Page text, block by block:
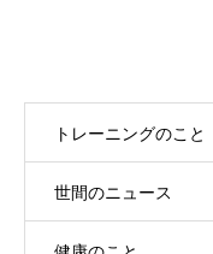
トレーニングのこと
世間のニュース